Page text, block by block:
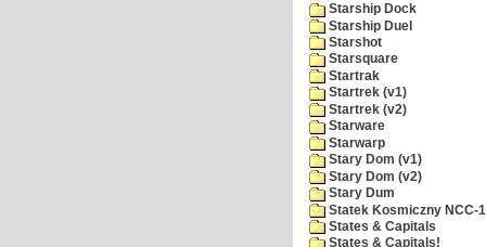
Starship Dock
Starship Duel
Starshot
Starsquare
Startrak
Startrek (v1)
Startrek (v2)
Starware
Starwarp
Stary Dom (v1)
Stary Dom (v2)
Stary Dum
Statek Kosmiczny NCC-
States & Capitals
States & Capitals!